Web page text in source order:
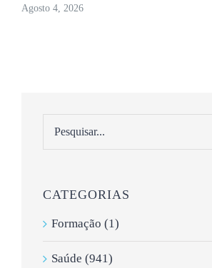
Agosto 4, 2026
CATEGORIAS
Formação (1)
Saúde (941)